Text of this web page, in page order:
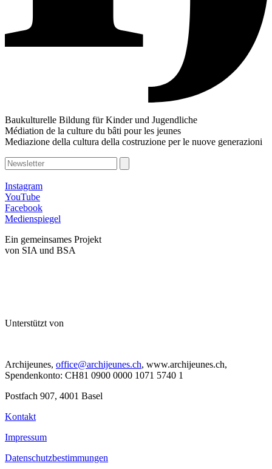
Baukulturelle Bildung für Kinder und Jugendliche
Médiation de la culture du bâti pour les jeunes
Mediazione della cultura della costruzione per le nuove generazioni
Instagram
YouTube
Facebook
Medienspiegel
Ein gemeinsames Projekt
von SIA und BSA
Unterstützt von
Archijeunes, office@archijeunes.ch, www.archijeunes.ch,
Spendenkonto: CH81 0900 0000 1071 5740 1
Postfach 907, 4001 Basel
Kontakt
Impressum
Datenschutzbestimmungen